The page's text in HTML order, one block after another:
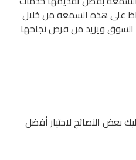
على هذه السمعة من خلال
السوق ويزيد من فرص نجاحها
بعض النصائح لاختيار أفضل